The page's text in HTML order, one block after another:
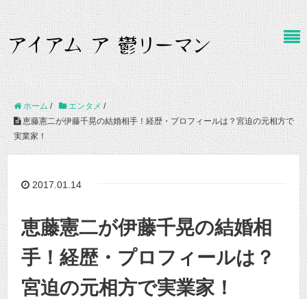
ホーム / エンタメ /
恵藤憲二が伊藤千晃の結婚相手！経歴・プロフィールは？宮迫の元相方で
実業家！
2017.01.14
恵藤憲二が伊藤千晃の結婚相
手！経歴・プロフィールは？
宮迫の元相方で実業家！